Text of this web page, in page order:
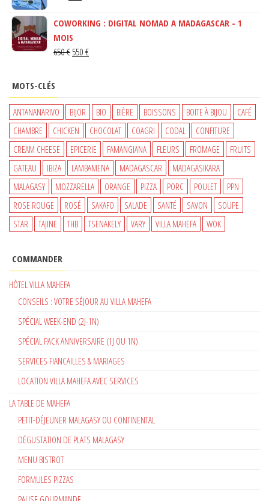
INITIAL
ÉTAIT :
15 €.
ACTUEL
13 €.
COWORKING : DIGITAL NOMAD A MADAGASCAR - 1
MOIS
650€ LE
ÉTAIT :
650 €.
550 €LE
EST :
550 €.
MOTS-CLÉS
ANTANANARIVO BIJOR BIO BIÈRE BOISSONS BOITE À BIJOU
CAFÉ
CHAMBRE
CHICKEN CHOCOLAT COAGRI CODAL
CONFITURE
CREAM CHEESE
EPICERIE FAMANGIANA FLEURS FROMAGE
FRUITS
GATEAU
IBIZA LAMBAMENA MADAGASCAR
MADAGASIKARA
MALAGASY
MOZZARELLA ORANGE PIZZA PORC POULET
PPN
ROSE ROUGE
ROSÉ SAKAFO SALADE SANTÉ SAVON
SOUPE
STAR
TAJINE THB TSENAKELY VARY VILLA MAHEFA WOK
COMMANDER
HÔTEL VILLA MAHEFA
CONSEILS : VOTRE SÉJOUR AU VILLA MAHEFA
SPÉCIAL WEEK-END (2J-1N)
SPÉCIAL PACK ANNIVERSAIRE (1J OU 1N)
SERVICES FIANCAILLES & MARIAGES
LOCATION VILLA MAHEFA AVEC SERVICES
LA TABLE DE MAHEFA
PETIT-DÉJEUNER MALAGASY OU CONTINENTAL
DÉGUSTATION DE PLATS MALAGASY
MENU BISTROT
FORMULES PIZZAS